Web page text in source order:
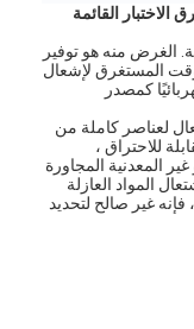
الاختبار القائمة
الغرض منه هو توفير
المستغرق لإشعال
كمصدر
لعناصر كاملة من
للاحتراق ،
المعدنية المجاورة
المواد العازلة
فإنه غير صالح لتحديد